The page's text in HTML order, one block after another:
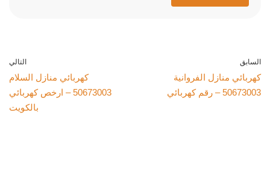
السابق
كهربائي منازل الفروانية
50673003 – رقم كهربائي
التالي
كهربائي منازل السلام
50673003 – ارخص كهربائي
بالكويت